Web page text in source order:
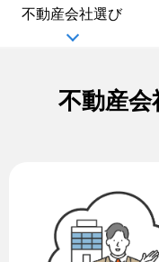
不動産会社選び
不動産